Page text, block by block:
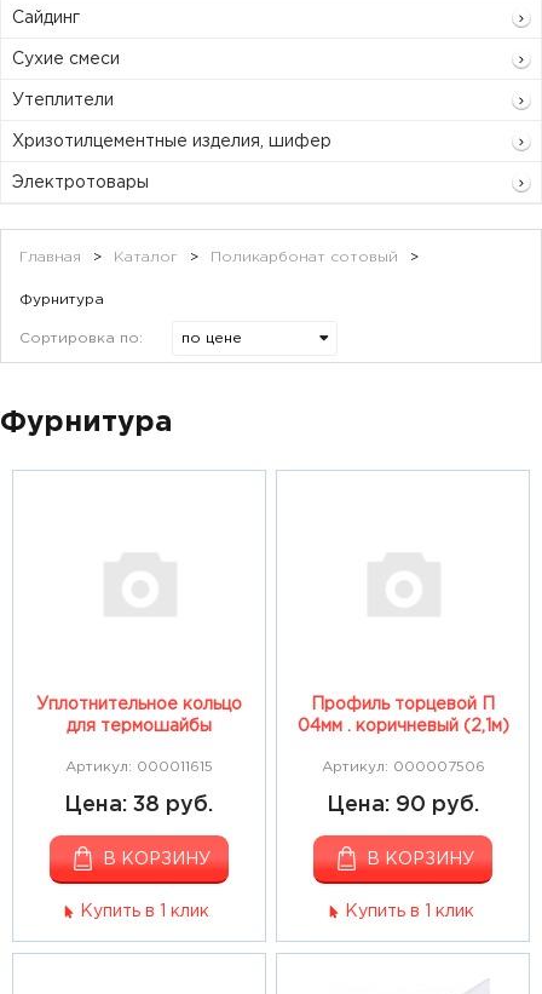
Сайдинг
Сухие смеси
Утеплители
Хризотилцементные изделия, шифер
Электротовары
Главная > Каталог > Поликарбонат сотовый >
Фурнитура
Сортировка по:
Фурнитура
Уплотнительное кольцо
для термошайбы
Артикул: 000011615
Цена: 38 руб.
В КОРЗИНУ
Купить в 1 клик
Профиль торцевой П
04мм . коричневый (2,1м)
Артикул: 000007506
Цена: 90 руб.
В КОРЗИНУ
Купить в 1 клик